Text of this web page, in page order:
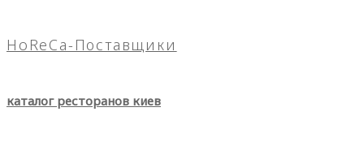
HoReCa-Поставщики
каталог ресторанов киев